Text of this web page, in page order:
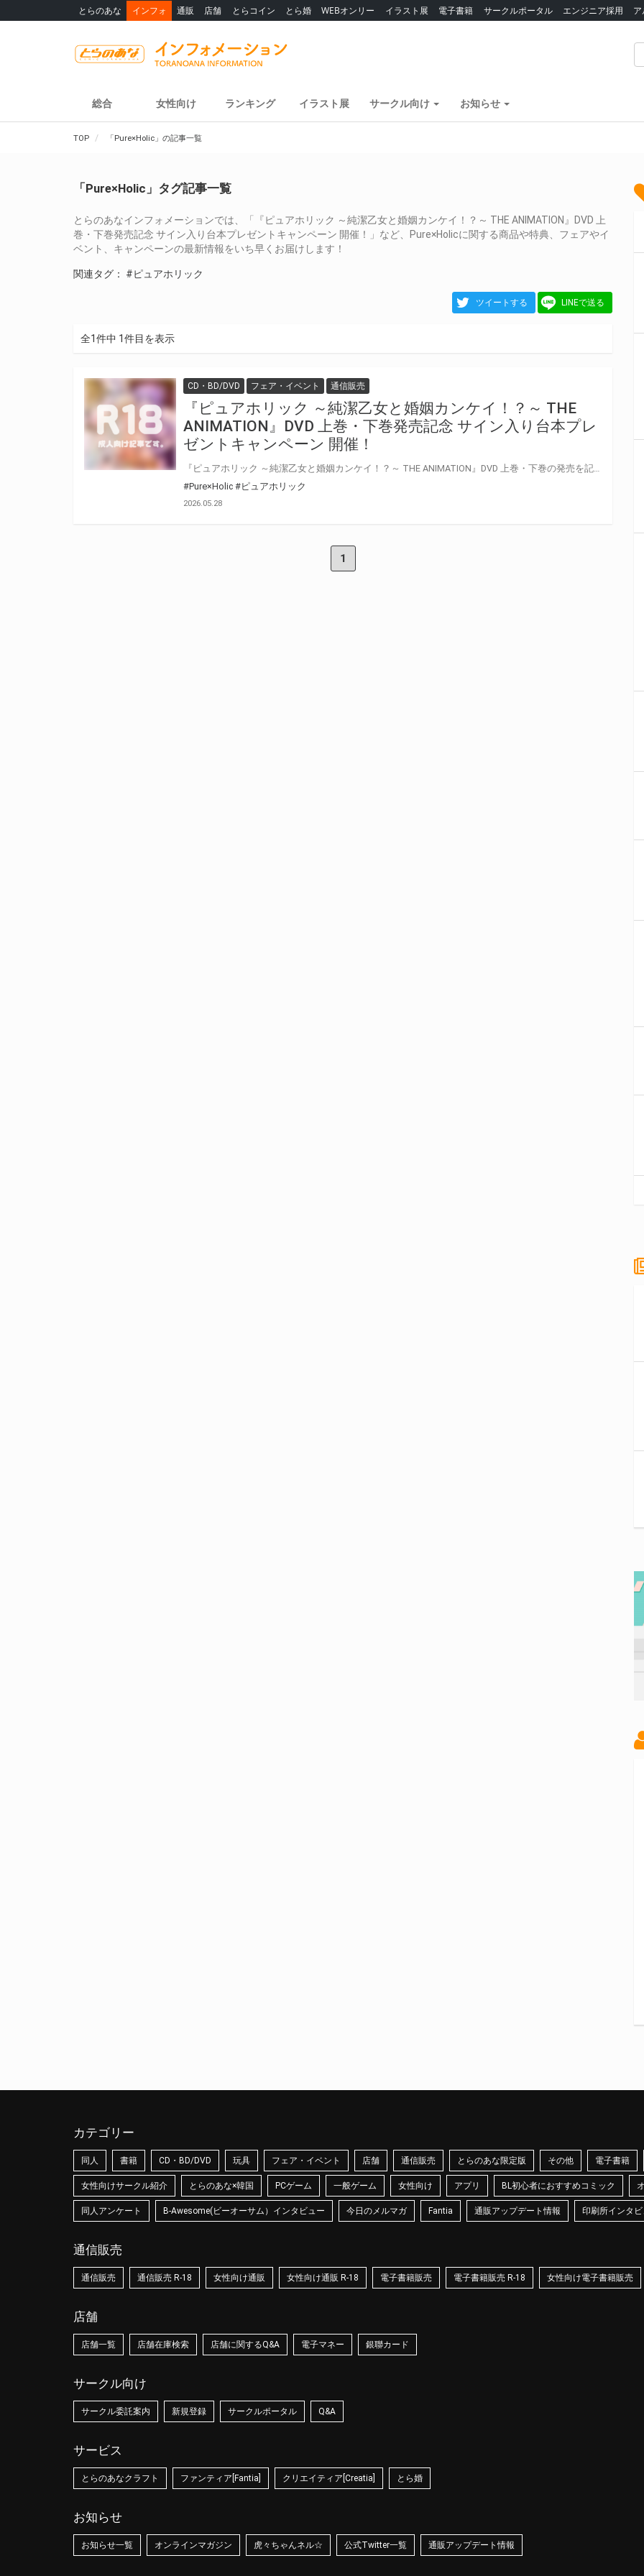
とらのあな インフォ 通販 店舗 とらコイン とら婚 WEBオンリー イラスト展 電子書籍 サークルポータル エンジニア採用
総合 女性向け ランキング イラスト展 サークル向け お知らせ
TOP 「Pure×Holic」の記事一覧
「Pure×Holic」タグ記事一覧
とらのあなインフォメーションでは、「『ピュアホリック ～純潔乙女と婚姻カンケイ！？～ THE ANIMATION』DVD 上
巻・下巻発売記念 サイン入り台本プレゼントキャンペーン 開催！」など、Pure×Holicに関する商品や特典、フェアやイ
ベント、キャンペーンの最新情報をいち早くお届けします！
関連タグ： #ピュアホリック
ツイートする LINEで送る
全1件中 1件目を表示
CD・BD/DVD フェア・イベント 通信販売
『ピュアホリック ～純潔乙女と婚姻カンケイ！？～ THE
ANIMATION』DVD 上巻・下巻発売記念 サイン入り台本プレ
ゼントキャンペーン 開催！
#Pure×Holic #ピュアホリック
2026.05.28
1
カテゴリー
同人 書籍 CD・BD/DVD 玩具 フェア・イベント 店舗 通信販売 とらのあな限定版 その他 電子書籍
女性向けサークル紹介 とらのあな×韓国 PCゲーム 一般ゲーム 女性向け アプリ BL初心者におすすめコミック
同人アンケート B-Awesome(ビーオーサム）インタビュー 今日のメルマガ Fantia 通販アップデート情報 印刷所インタ
通信販売
通信販売 通信販売 R-18 女性向け通販 女性向け通販 R-18 電子書籍販売 電子書籍販売 R-18 女性向け電子書籍販売
店舗
店舗一覧 店舗在庫検索 店舗に関するQ&A 電子マネー 銀聯カード
サークル向け
サークル委託案内 新規登録 サークルポータル Q&A
サービス
とらのあなクラフト ファンティア[Fantia] クリエイティア[Creatia] とら婚
お知らせ
お知らせ一覧 オンラインマガジン 虎々ちゃんネル☆ 公式Twitter一覧 通販アップデート情報